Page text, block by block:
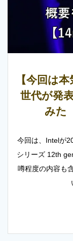
【今回は
世代が発
みた
今回は、Intelが
シリーズ 12th
噂程度の内容も